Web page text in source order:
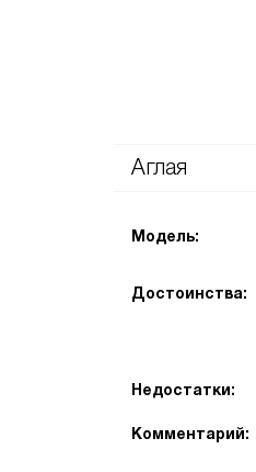
Аглая
Модель:
Достоинства:
Недостатки:
Комментарий: